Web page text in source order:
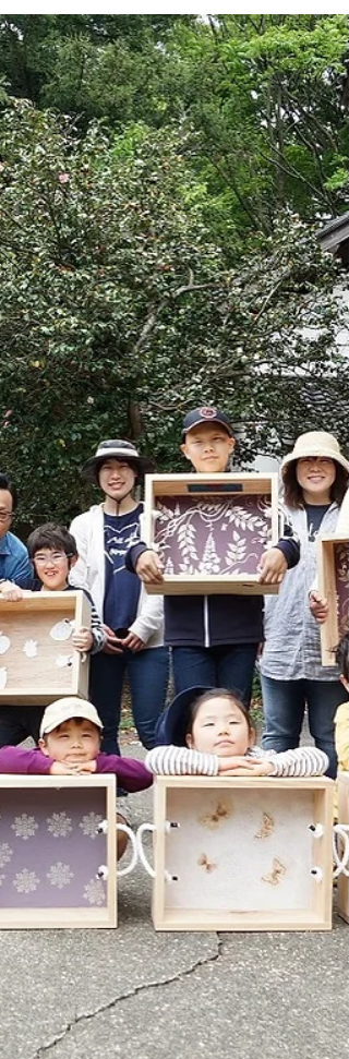
ます。 毎週木曜日、金曜日、土曜日営業の週
カフェも明日からまたスタートです。 11時半
ら15時まで土曜日は朝9時から16時までオープ
ンしています。 今週は9日10日11日の営業で
す。 メニューはこんな感じです。...